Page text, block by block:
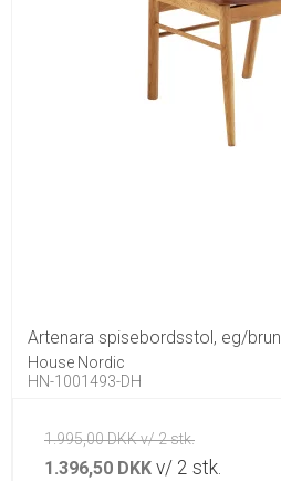
Artenara spisebordsstol, eg/brun
House Nordic
HN-1001493-DH
1.995,00 DKK v/ 2 stk.
1.396,50 DKK v/ 2 stk.